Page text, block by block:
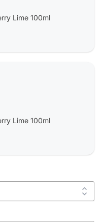
Lime 100ml
Lime 100ml